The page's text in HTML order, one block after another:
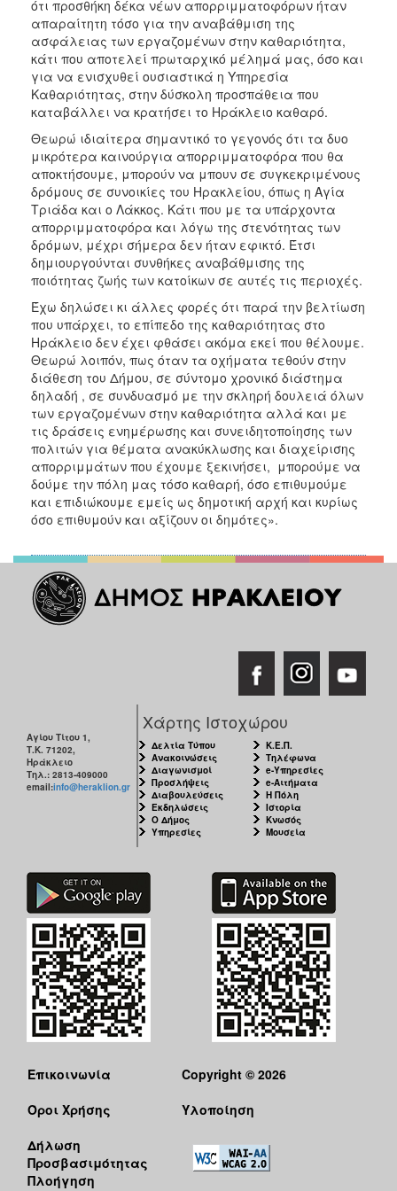
ότι προσθήκη δέκα νέων απορριμματοφόρων ήταν
απαραίτητη τόσο για την αναβάθμιση της
ασφάλειας των εργαζομένων στην καθαριότητα,
κάτι που αποτελεί πρωταρχικό μέλημά μας, όσο και
για να ενισχυθεί ουσιαστικά η Υπηρεσία
Καθαριότητας, στην δύσκολη προσπάθεια που
καταβάλλει να κρατήσει το Ηράκλειο καθαρό.
Θεωρώ ιδιαίτερα σημαντικό το γεγονός ότι τα δυο
μικρότερα καινούργια απορριμματοφόρα που θα
αποκτήσουμε, μπορούν να μπουν σε συγκεκριμένους
δρόμους σε συνοικίες του Ηρακλείου, όπως η Αγία
Τριάδα και ο Λάκκος. Κάτι που με τα υπάρχοντα
απορριμματοφόρα και λόγω της στενότητας των
δρόμων, μέχρι σήμερα δεν ήταν εφικτό. Έτσι
δημιουργούνται συνθήκες αναβάθμισης της
ποιότητας ζωής των κατοίκων σε αυτές τις περιοχές.
Έχω δηλώσει κι άλλες φορές ότι παρά την βελτίωση
που υπάρχει, το επίπεδο της καθαριότητας στο
Ηράκλειο δεν έχει φθάσει ακόμα εκεί που θέλουμε.
Θεωρώ λοιπόν, πως όταν τα οχήματα τεθούν στην
διάθεση του Δήμου, σε σύντομο χρονικό διάστημα
δηλαδή , σε συνδυασμό με την σκληρή δουλειά όλων
των εργαζομένων στην καθαριότητα αλλά και με
τις δράσεις ενημέρωσης και συνειδητοποίησης των
πολιτών για θέματα ανακύκλωσης και διαχείρισης
απορριμμάτων που έχουμε ξεκινήσει, μπορούμε να
δούμε την πόλη μας τόσο καθαρή, όσο επιθυμούμε
και επιδιώκουμε εμείς ως δημοτική αρχή και κυρίως
όσο επιθυμούν και αξίζουν οι δημότες».
Αγίου Τίτου 1,
Τ.Κ. 71202,
Ηράκλειο
Τηλ.: 2813-409000
email:info@heraklion.gr
Χάρτης Ιστοχώρου
Δελτία Τύπου
Ανακοινώσεις
Διαγωνισμοί
Προσλήψεις
Διαβουλεύσεις
Εκδηλώσεις
Ο Δήμος
Υπηρεσίες
Κ.Ε.Π.
Τηλέφωνα
e-Υπηρεσίες
e-Αιτήματα
Η Πόλη
Ιστορία
Κνωσός
Μουσεία
Επικοινωνία
Όροι Χρήσης
Δήλωση
Προσβασιμότητας
Πλοήγηση
Copyright © 2026
Υλοποίηση